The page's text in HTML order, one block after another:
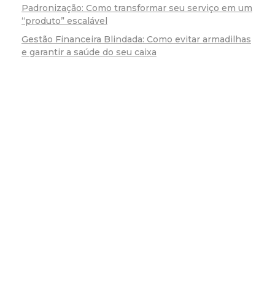
Padronização: Como transformar seu serviço em um
“produto” escalável
Gestão Financeira Blindada: Como evitar armadilhas
e garantir a saúde do seu caixa